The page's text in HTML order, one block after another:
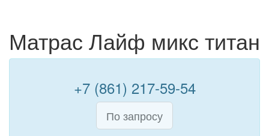
Матрас Лайф микс титан
+7 (861) 217-59-54
По запросу